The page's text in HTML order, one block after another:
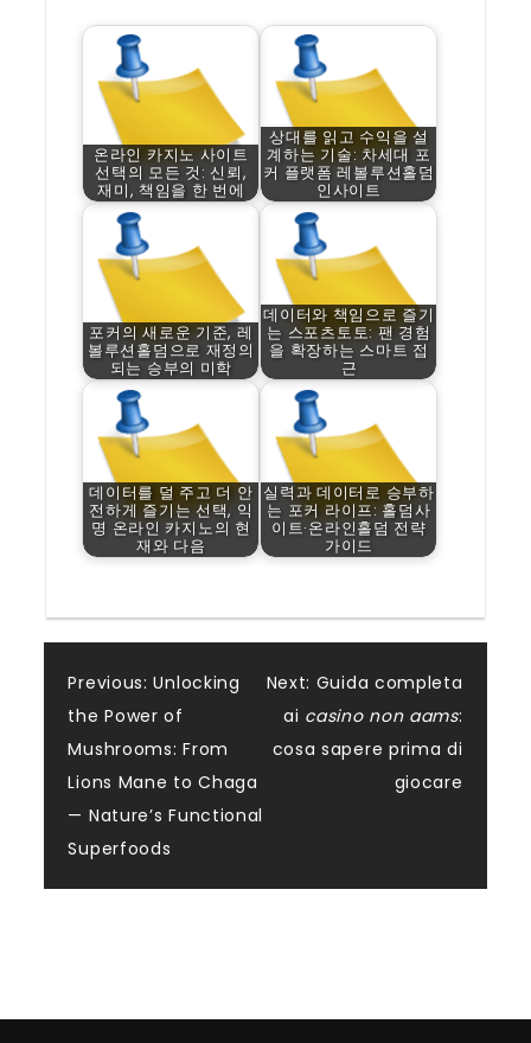
온라인 카지노 사이트
선택의 모든 것: 신뢰,
재미, 책임을 한 번에
상대를 읽고 수익을 설
계하는 기술: 차세대 포
커 플랫폼 레볼루션홀덤
인사이트
포커의 새로운 기준, 레
볼루션홀덤으로 재정의
되는 승부의 미학
데이터와 책임으로 즐기
는 스포츠토토: 팬 경험
을 확장하는 스마트 접
근
데이터를 덜 주고 더 안
전하게 즐기는 선택, 익
명 온라인 카지노의 현
재와 다음
실력과 데이터로 승부하
는 포커 라이프: 홀덤사
이트·온라인홀덤 전략
가이드
Post
navigation
Previous: Unlocking
the Power of
Mushrooms: From
Lions Mane to Chaga
— Nature’s Functional
Superfoods
Next: Guida completa
ai casino non aams:
cosa sapere prima di
giocare